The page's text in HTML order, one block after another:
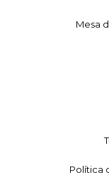
Mesa
Política